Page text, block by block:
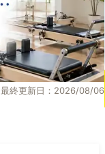
最終更新日：2026/08/06